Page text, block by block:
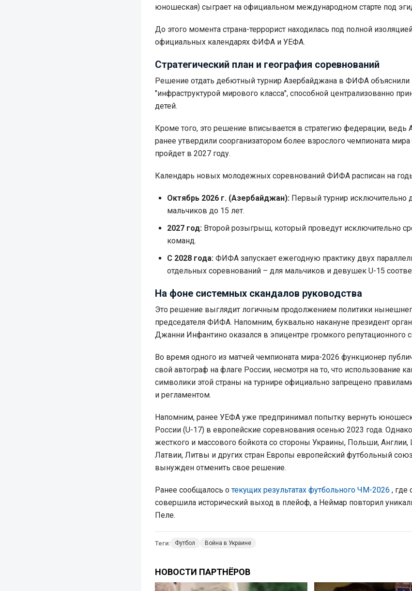
юношеская) сыграет на официальном международном старте под
До этого момента страна-террорист находилась под полной
официальных календарях ФИФА и УЕФА.
Стратегический план и география соревнований
Решение отдать дебютный турнир Азербайджана в ФИФА объяснили
"инфраструктурой мирового класса", способной централизованно
детей.
Кроме того, это решение вписывается в стратегию федерации, ведь
ранее утвердили соорганизатором более взрослого чемпионата
пройдет в 2027 году.
Календарь новых молодежных соревнований ФИФА расписан на
Октябрь 2026 г. (Азербайджан): Первый турнир исключительно
мальчиков до 15 лет.
2027 год: Второй розыгрыш, который проведут исключительно
команд.
С 2028 года: ФИФА запускает ежегодную практику двух
отдельных соревнований – для мальчиков и девушек U-15
На фоне системных скандалов руководства
Это решение выглядит логичным продолжением политики
председателя ФИФА. Напомним, буквально накануне президент
Джанни Инфантино оказался в эпицентре громкого репутационного
Во время одного из матчей чемпионата мира-2026 функционер
свой автограф на флаге России, несмотря на то, что использование
символики этой страны на турнире официально запрещено
и регламентом.
Напомним, ранее УЕФА уже предпринимал попытку вернуть
России (U-17) в европейские соревнования осенью 2023 года.
жесткого и массового бойкота со стороны Украины, Польши,
Латвии, Литвы и других стран Европы европейский футбольный
вынужден отменить свое решение.
Ранее сообщалось отекущих результатах футбольного ЧМ-2026 , где
совершила исторический выход в плейоф, а Неймар повторил
Пеле.
Теги: Футбол Война в Украине